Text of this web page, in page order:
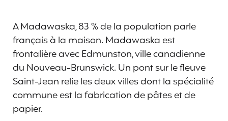
A Madawaska, 83 % de la population parle
français à la maison. Madawaska est
frontalière avec Edmunston, ville canadienne
du Nouveau-Brunswick. Un pont sur le fleuve
Saint-Jean relie les deux villes dont la spécialité
commune est la fabrication de pâtes et de
papier.